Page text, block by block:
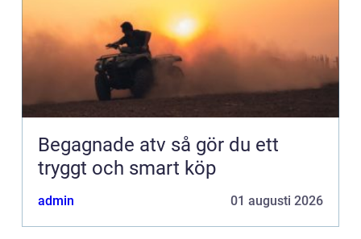
Begagnade atv så gör du ett
tryggt och smart köp
admin 01 augusti 2026